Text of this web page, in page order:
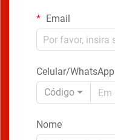
Email
Celular/WhatsApp
Código
Nome